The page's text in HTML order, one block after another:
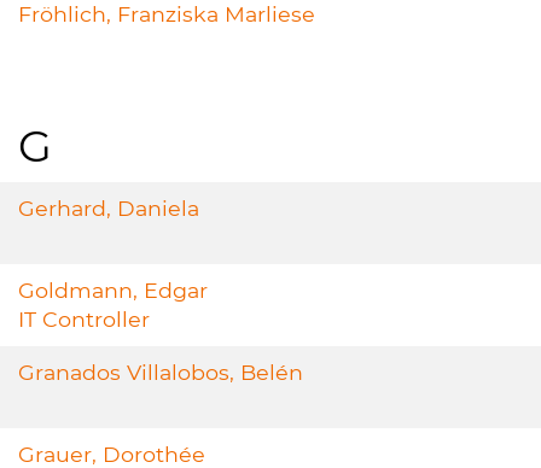
Fröhlich, Franziska Marliese
G
Gerhard, Daniela
Goldmann, Edgar
IT Controller
Granados Villalobos, Belén
Grauer, Dorothée